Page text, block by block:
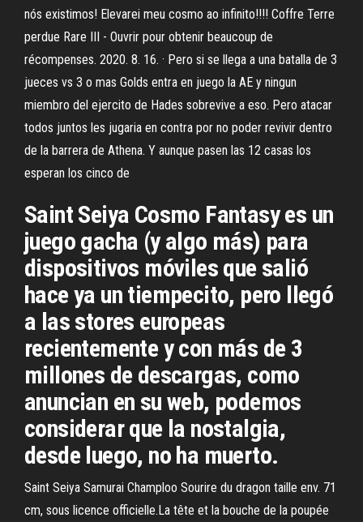
nós existimos! Elevarei meu cosmo ao infinito!!!! Coffre Terre
perdue Rare III - Ouvrir pour obtenir beaucoup de
récompenses. 2020. 8. 16. · Pero si se llega a una batalla de 3
jueces vs 3 o mas Golds entra en juego la AE y ningun
miembro del ejercito de Hades sobrevive a eso. Pero atacar
todos juntos les jugaria en contra por no poder revivir dentro
de la barrera de Athena. Y aunque pasen las 12 casas los
esperan los cinco de
Saint Seiya Cosmo Fantasy es un
juego gacha (y algo más) para
dispositivos móviles que salió
hace ya un tiempecito, pero llegó
a las stores europeas
recientemente y con más de 3
millones de descargas, como
anuncian en su web, podemos
considerar que la nostalgia,
desde luego, no ha muerto.
Saint Seiya Samurai Champloo Sourire du dragon taille env. 71
cm, sous licence officielle.La tête et la bouche de la poupée